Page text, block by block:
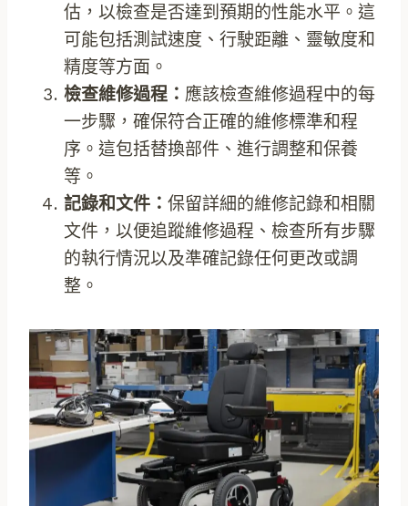
估，以檢查是否達到預期的性能水平。這
可能包括測試速度、行駛距離、靈敏度和
精度等方面。
檢查維修過程： 應該檢查維修過程中的每
一步驟，確保符合正確的維修標準和程
序。這包括替換部件、進行調整和保養
等。
記錄和文件： 保留詳細的維修記錄和相關
文件，以便追蹤維修過程、檢查所有步驟
的執行情況以及準確記錄任何更改或調
整。